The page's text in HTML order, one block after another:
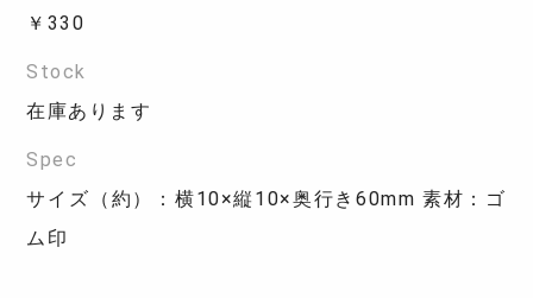
￥330
Stock
在庫あります
Spec
サイズ（約）：横10×縦10×奥行き60mm 素材：ゴ
ム印